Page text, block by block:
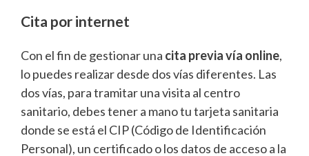
Cita por internet
Con el fin de gestionar una cita previa vía online,
lo puedes realizar desde dos vías diferentes. Las
dos vías, para tramitar una visita al centro
sanitario, debes tener a mano tu tarjeta sanitaria
donde se está el CIP (Código de Identificación
Personal), un certificado o los datos de acceso a la